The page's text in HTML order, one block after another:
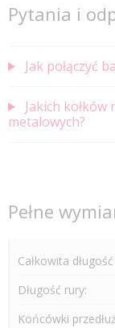
Pytania i
Jak połączyć
Jakich
metalowych?
Pełne
Całkowita
Długość rury:
Końcówki